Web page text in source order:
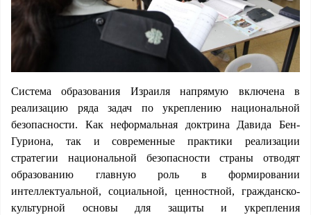
Система образования Израиля напрямую включена в
реализацию ряда задач по укреплению национальной
безопасности. Как неформальная доктрина Давида Бен-
Гуриона, так и современные практики реализации
стратегии национальной безопасности страны отводят
образованию главную роль в формировании
интеллектуальной, социальной, ценностной, гражданско-
культурной основы для защиты и укрепления